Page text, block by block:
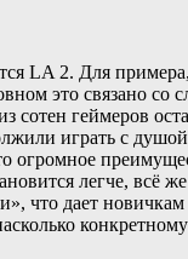
LA 2. Для
это связано со
сотен геймеров
играть с
огромное
легче, всё
что дает